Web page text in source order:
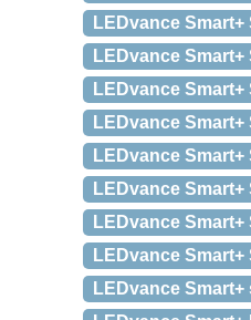
LEDvance Smart+
LEDvance Smart+
LEDvance
LEDvance Smart+
LEDvance Smart+
LEDvance Smart+
LEDvance
LEDvance
LEDvance Smart+